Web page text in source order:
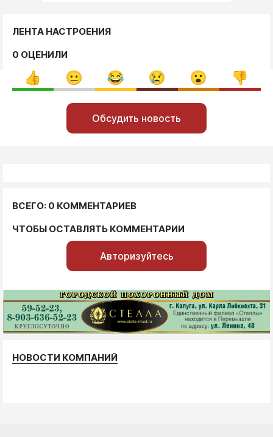
ЛЕНТА НАСТРОЕНИЯ
0 ОЦЕНИЛИ
Обсудить новость
ВСЕГО: 0 КОММЕНТАРИЕВ
ЧТОБЫ ОСТАВЛЯТЬ КОММЕНТАРИИ
Авторизуйтесь
НОВОСТИ КОМПАНИЙ